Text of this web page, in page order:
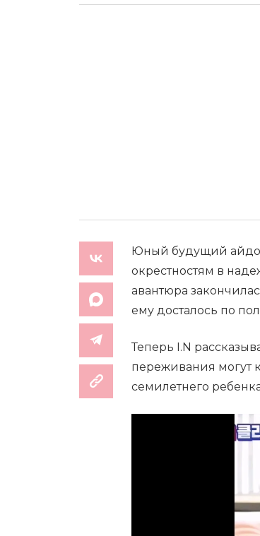
Юный будущий
окрестностям в
авантюра
ему досталось по
Теперь I.N
переживания могут
семилетнего